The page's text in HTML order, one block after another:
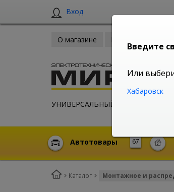
Вход
О магазине
УНИВЕРСАЛЬНЫЙ ИНТЕРНЕТ
67
Автотовары
Каталог Монтажное и
Введите
Или
Хабаровск